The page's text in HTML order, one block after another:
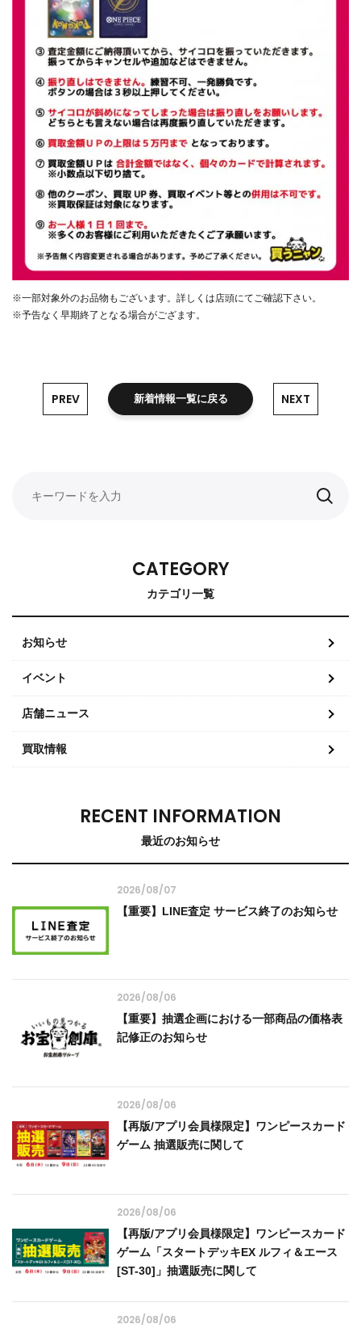
※一部対象外のお品物もございます。詳しくは店頭にてご確認下さい。
※予告なく早期終了となる場合がござます。
PREV 新着情報一覧に戻る NEXT
CATEGORY
カテゴリ一覧
お知らせ
イベント
店舗ニュース
買取情報
RECENT INFORMATION
最近のお知らせ
2026/08/07
【重要】LINE査定 サービス終了のお知らせ
2026/08/06
【重要】抽選企画における一部商品の価格表
記修正のお知らせ
2026/08/06
【再版/アプリ会員様限定】ワンピースカード
ゲーム 抽選販売に関して
2026/08/06
【再版/アプリ会員様限定】ワンピースカード
ゲーム「スタートデッキEX ルフィ＆エース
[ST-30]」抽選販売に関して
2026/08/06